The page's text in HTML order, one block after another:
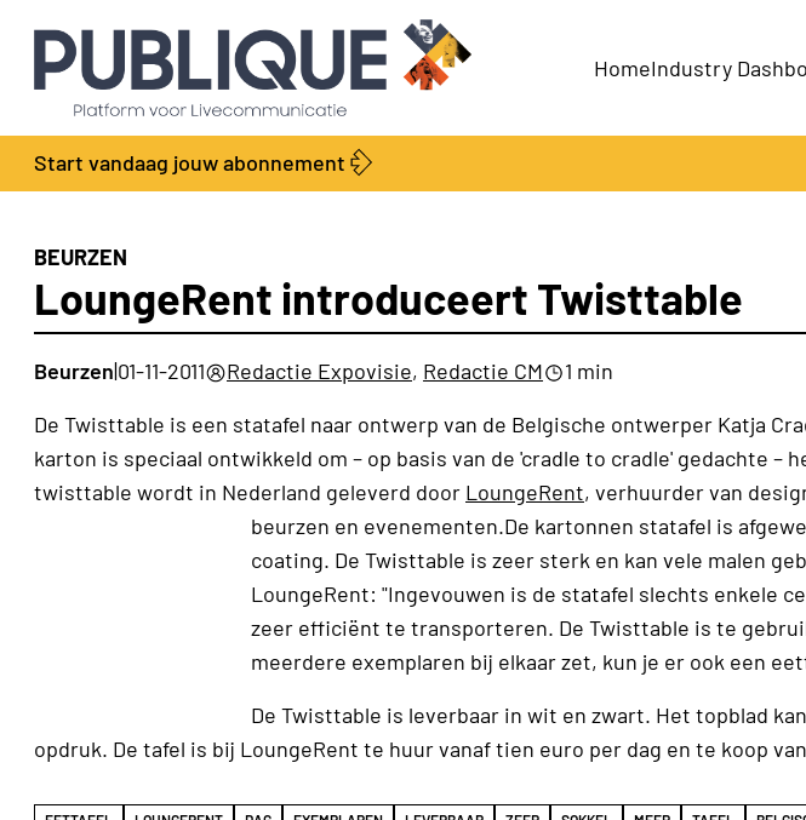
HomeIndustry
Start vandaag jouw abonnement
BEURZEN
LoungeRent introduceert Twisttable
Beurzen|01-11-2011 Redactie Expovisie, Redactie CM
1 min
De Twisttable is een statafel naar ontwerp van de Belgische ontwerper Katja
karton is speciaal ontwikkeld om – op basis van de 'cradle to cradle' gedachte –
twisttable wordt in Nederland geleverd door LoungeRent, verhuurder van
beurzen en evenementen.De kartonnen statafel is
coating. De Twisttable is zeer sterk en kan vele malen
LoungeRent: "Ingevouwen is de statafel slechts enkele
zeer efficiënt te transporteren. De Twisttable is te
meerdere exemplaren bij elkaar zet, kun je er ook een
De Twisttable is leverbaar in wit en zwart. Het topblad
opdruk. De tafel is bij LoungeRent te huur vanaf tien euro per dag en te koop